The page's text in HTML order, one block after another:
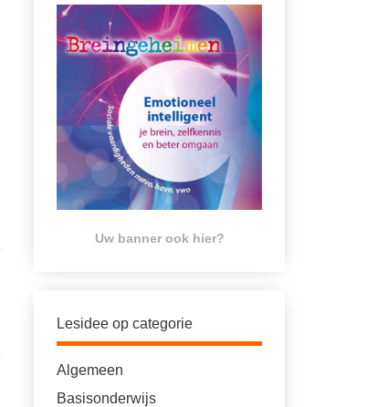
Uw banner ook hier?
Lesidee op categorie
Algemeen
Basisonderwijs